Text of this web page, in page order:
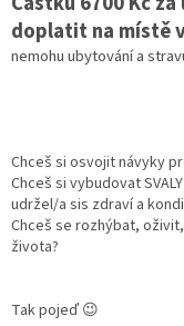
doplatit na místě
nemohu ubytování a
Chceš si osvojit návyky
Chceš si vybudovat
udržel/a sis zdraví a
Chceš se rozhýbat,
života?
Tak pojeď 😉